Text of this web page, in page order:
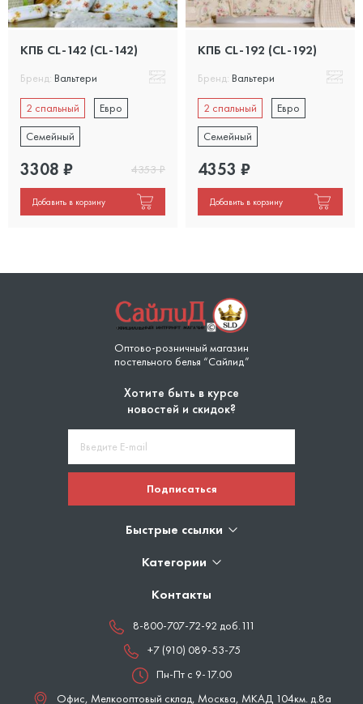
КПБ CL-142 (CL-142)
Бренд: Вальтери
2 спальный
Евро
Семейный
3308 ₽ 4353₽
Добавить в корзину
КПБ CL-192 (CL-192)
Бренд: Вальтери
2 спальный
Евро
Семейный
4353 ₽
Добавить в корзину
Оптово-розничный магазин
постельного белья “Сайлид”
Хотите быть в курсе
новостей и скидок?
Подписаться
Быстрые ссылки
Категории
Контакты
8-800-707-72-92 доб.111
+7 (910) 089-53-75
Пн-Пт с 9-17.00
Офис, Мелкооптовый склад, Москва, МКАД 104км. д.8а